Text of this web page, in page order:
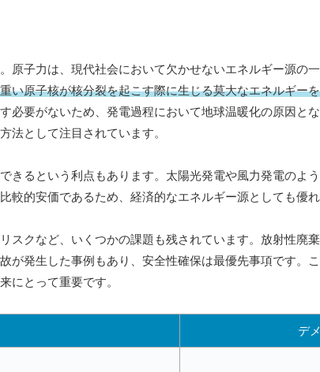
原子力は、現代社会において欠かせないエネルギー源の
い原子核が核分裂を起こす際に生じる莫大なエネルギー
必要がないため、発電過程において地球温暖化の原因と
法として注目されています。
きるという利点もあります。太陽光発電や風力発電のよ
較的安価であるため、経済的なエネルギー源としても優れ
スクなど、いくつかの課題も残されています。放射性廃
が発生した事例もあり、安全性確保は最優先事項です。
にとって重要です。
デ